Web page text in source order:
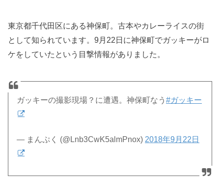
東京都千代田区にある神保町。古本やカレーライスの街
として知られています。9月22日に神保町でガッキーがロ
ケをしていたという目撃情報がありました。
ガッキーの撮影現場？に遭遇。神保町なう#ガッキー
— まんぷく (@Lnb3CwK5almPnox) 2018年9月22日